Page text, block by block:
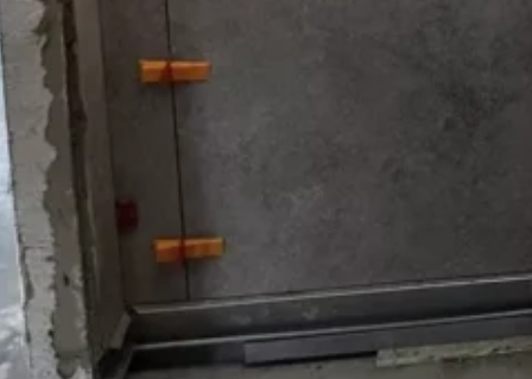
Antonín Kurník
Ekonomické oddělení
Ing. Martin Obal